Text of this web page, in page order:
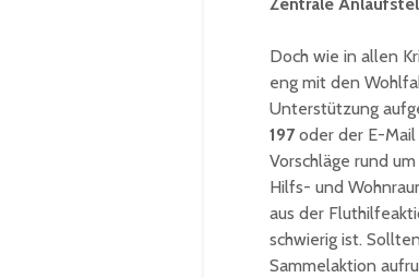
Doch wie in allen
eng mit den
Unterstützung
197oder der E-Mail
Vorschläge rund
Hilfs- und
aus der
schwierig ist.
Sammelaktion